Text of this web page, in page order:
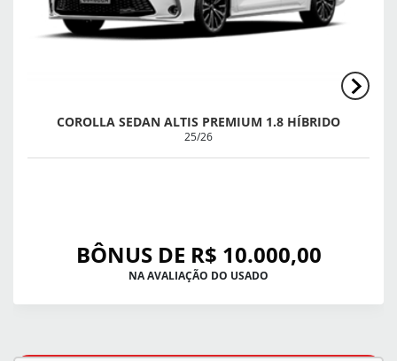
COROLLA SEDAN ALTIS PREMIUM 1.8 HÍBRIDO
25/26
BÔNUS DE R$ 10.000,00
NA AVALIAÇÃO DO USADO